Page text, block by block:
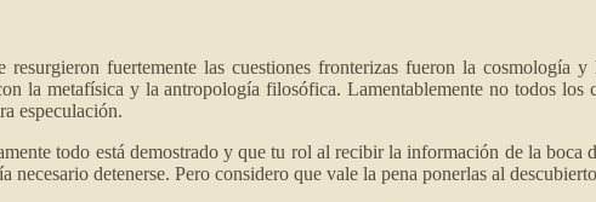
fuertemente las cuestiones fronterizas fueron la cosmología
la metafísica y la antropología filosófica. Lamentablemente no todos los
especulación.
todo está demostrado y que tu rol al recibir la información de la boca
necesario detenerse. Pero considero que vale la pena ponerlas al